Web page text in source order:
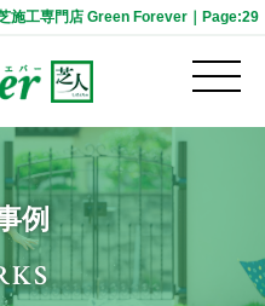
施工専門店 Green Forever｜Page:29
例